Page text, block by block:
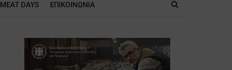
MEAT DAYS ΕΠΙΚΟΙΝΩΝΙΑ